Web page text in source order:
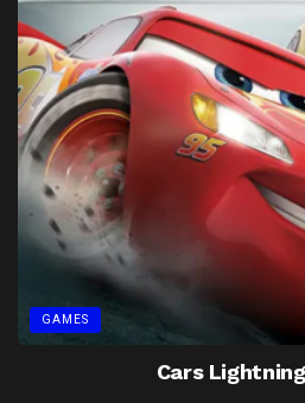
GAMES
Cars